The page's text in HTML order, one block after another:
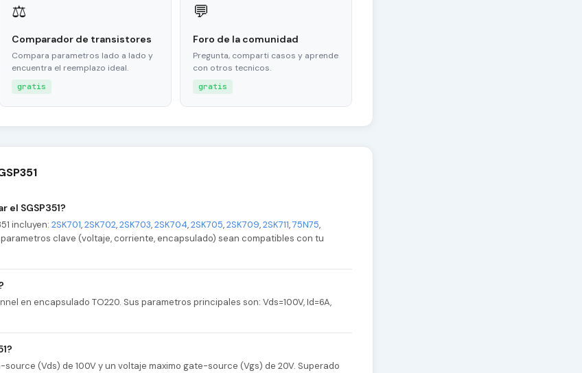
⚖
Comparador de transistores
Compara parametros lado a lado y
encuentra el reemplazo ideal.
gratis
💬
Foro de la comunidad
Pregunta, comparti casos y aprende
con otros tecnicos.
gratis
SGSP351?
incluyen: 2SK701,2SK702,2SK703,2SK704,2SK705,2SK709,2SK711,75N75,
parametros clave (voltaje, corriente, encapsulado) sean compatibles con tu
en encapsulado TO220. Sus parametros principales son: Vds=100V, Id=6A,
source (Vds) de 100V y un voltaje maximo gate-source (Vgs) de 20V. Superado